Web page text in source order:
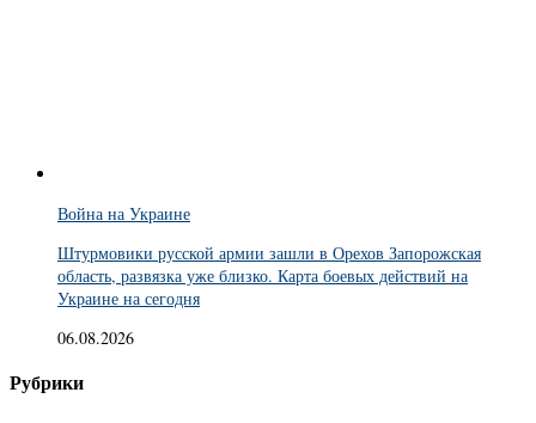
Война на Украине
Штурмовики русской армии зашли в Орехов Запорожская
область, развязка уже близко. Карта боевых действий на
Украине на сегодня
06.08.2026
Рубрики